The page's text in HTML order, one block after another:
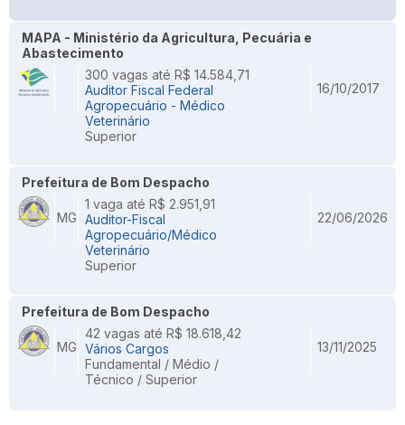
MAPA - Ministério da Agricultura, Pecuária e
Abastecimento
300 vagas até R$ 14.584,71
Auditor Fiscal Federal
Agropecuário - Médico
Veterinário
Superior
16/10/2017
Prefeitura de Bom Despacho
MG
1 vaga até R$ 2.951,91
Auditor-Fiscal
Agropecuário/Médico
Veterinário
Superior
22/06/2026
Prefeitura de Bom Despacho
MG
42 vagas até R$ 18.618,42
Vários Cargos
Fundamental / Médio /
Técnico / Superior
13/11/2025